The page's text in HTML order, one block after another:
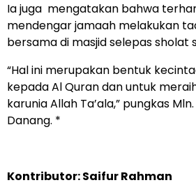
Ia juga mengatakan bahwa
mendengar jamaah melakukan
bersama di masjid selepas sholat
“Hal ini merupakan bentuk
kepada Al Quran dan untuk
karunia Allah Ta’ala,” pungkas
Danang. *
Kontributor: Saifur Rahman